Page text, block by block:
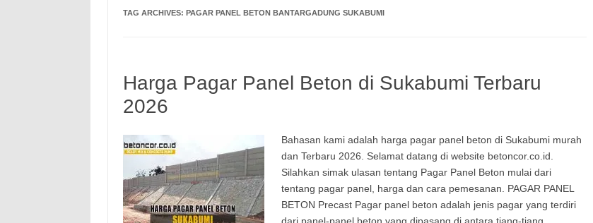
TAG ARCHIVES: PAGAR PANEL BETON BANTARGADUNG SUKABUMI
Harga Pagar Panel Beton di Sukabumi Terbaru
2026
Bahasan kami adalah harga pagar panel beton di Sukabumi murah
dan Terbaru 2026. Selamat datang di website betoncor.co.id.
Silahkan simak ulasan tentang Pagar Panel Beton mulai dari
tentang pagar panel, harga dan cara pemesanan. PAGAR PANEL
BETON Precast Pagar panel beton adalah jenis pagar yang terdiri